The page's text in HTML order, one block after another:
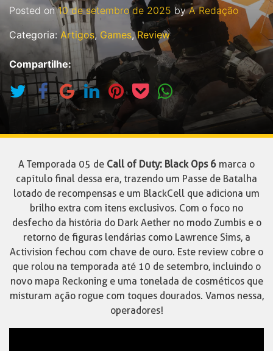
Posted on10 de setembro de 2025 byA Redação
Categoria: Artigos, Games,Review
Compartilhe:
A Temporada 05 de Call of Duty: Black Ops 6 marca o
capítulo final dessa era, trazendo um Passe de Batalha
lotado de recompensas e um BlackCell que adiciona um
brilho extra com itens exclusivos. Com o foco no
desfecho da história do Dark Aether no modo Zumbis e o
retorno de figuras lendárias como Lawrence Sims, a
Activision fechou com chave de ouro. Este review cobre o
que rolou na temporada até 10 de setembro, incluindo o
novo mapa Reckoning e uma tonelada de cosméticos que
misturam ação rogue com toques dourados. Vamos nessa,
operadores!